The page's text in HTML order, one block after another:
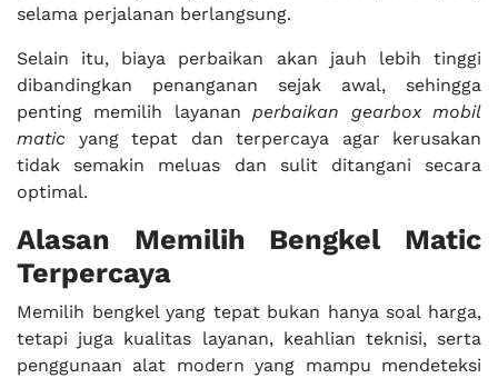
selama perjalanan berlangsung.
Selain itu, biaya perbaikan akan jauh lebih tinggi
dibandingkan penanganan sejak awal, sehingga
penting memilih layananperbaikan gearbox mobil
matic yang tepat dan terpercaya agar kerusakan
tidak semakin meluas dan sulit ditangani secara
optimal.
Alasan Memilih Bengkel Matic
Terpercaya
Memilih bengkel yang tepat bukan hanya soal harga,
tetapi juga kualitas layanan, keahlian teknisi, serta
penggunaan alat modern yang mampu mendeteksi